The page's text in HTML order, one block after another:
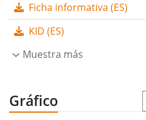
gestionados. El ETF selanzó
estádomiciliado en Francia
Ficha informativa (ES)
KID (ES)
Muestra más
Gráfico